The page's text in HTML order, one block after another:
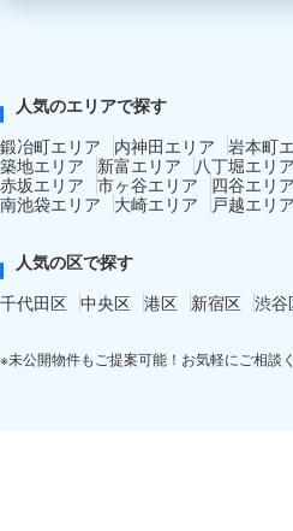
人気のエリアで探す
鍛冶町エリア
内神田エリア 岩本町
築地エリア
新富エリア 八丁堀エリア
赤坂エリア 市ヶ谷エリア 四谷エリア
南池袋エリア
大崎エリア 戸越エリア
人気の区で探す
千代田区 中央区 港区 新宿区 渋谷
※未公開物件もご提案可能！お気軽にご相談